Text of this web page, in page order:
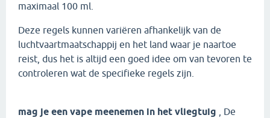
maximaal 100 ml.
Deze regels kunnen variëren afhankelijk van de
luchtvaartmaatschappij en het land waar je naartoe
reist, dus het is altijd een goed idee om van tevoren te
controleren wat de specifieke regels zijn.
mag je een vape meenemen in het vliegtuig
, De